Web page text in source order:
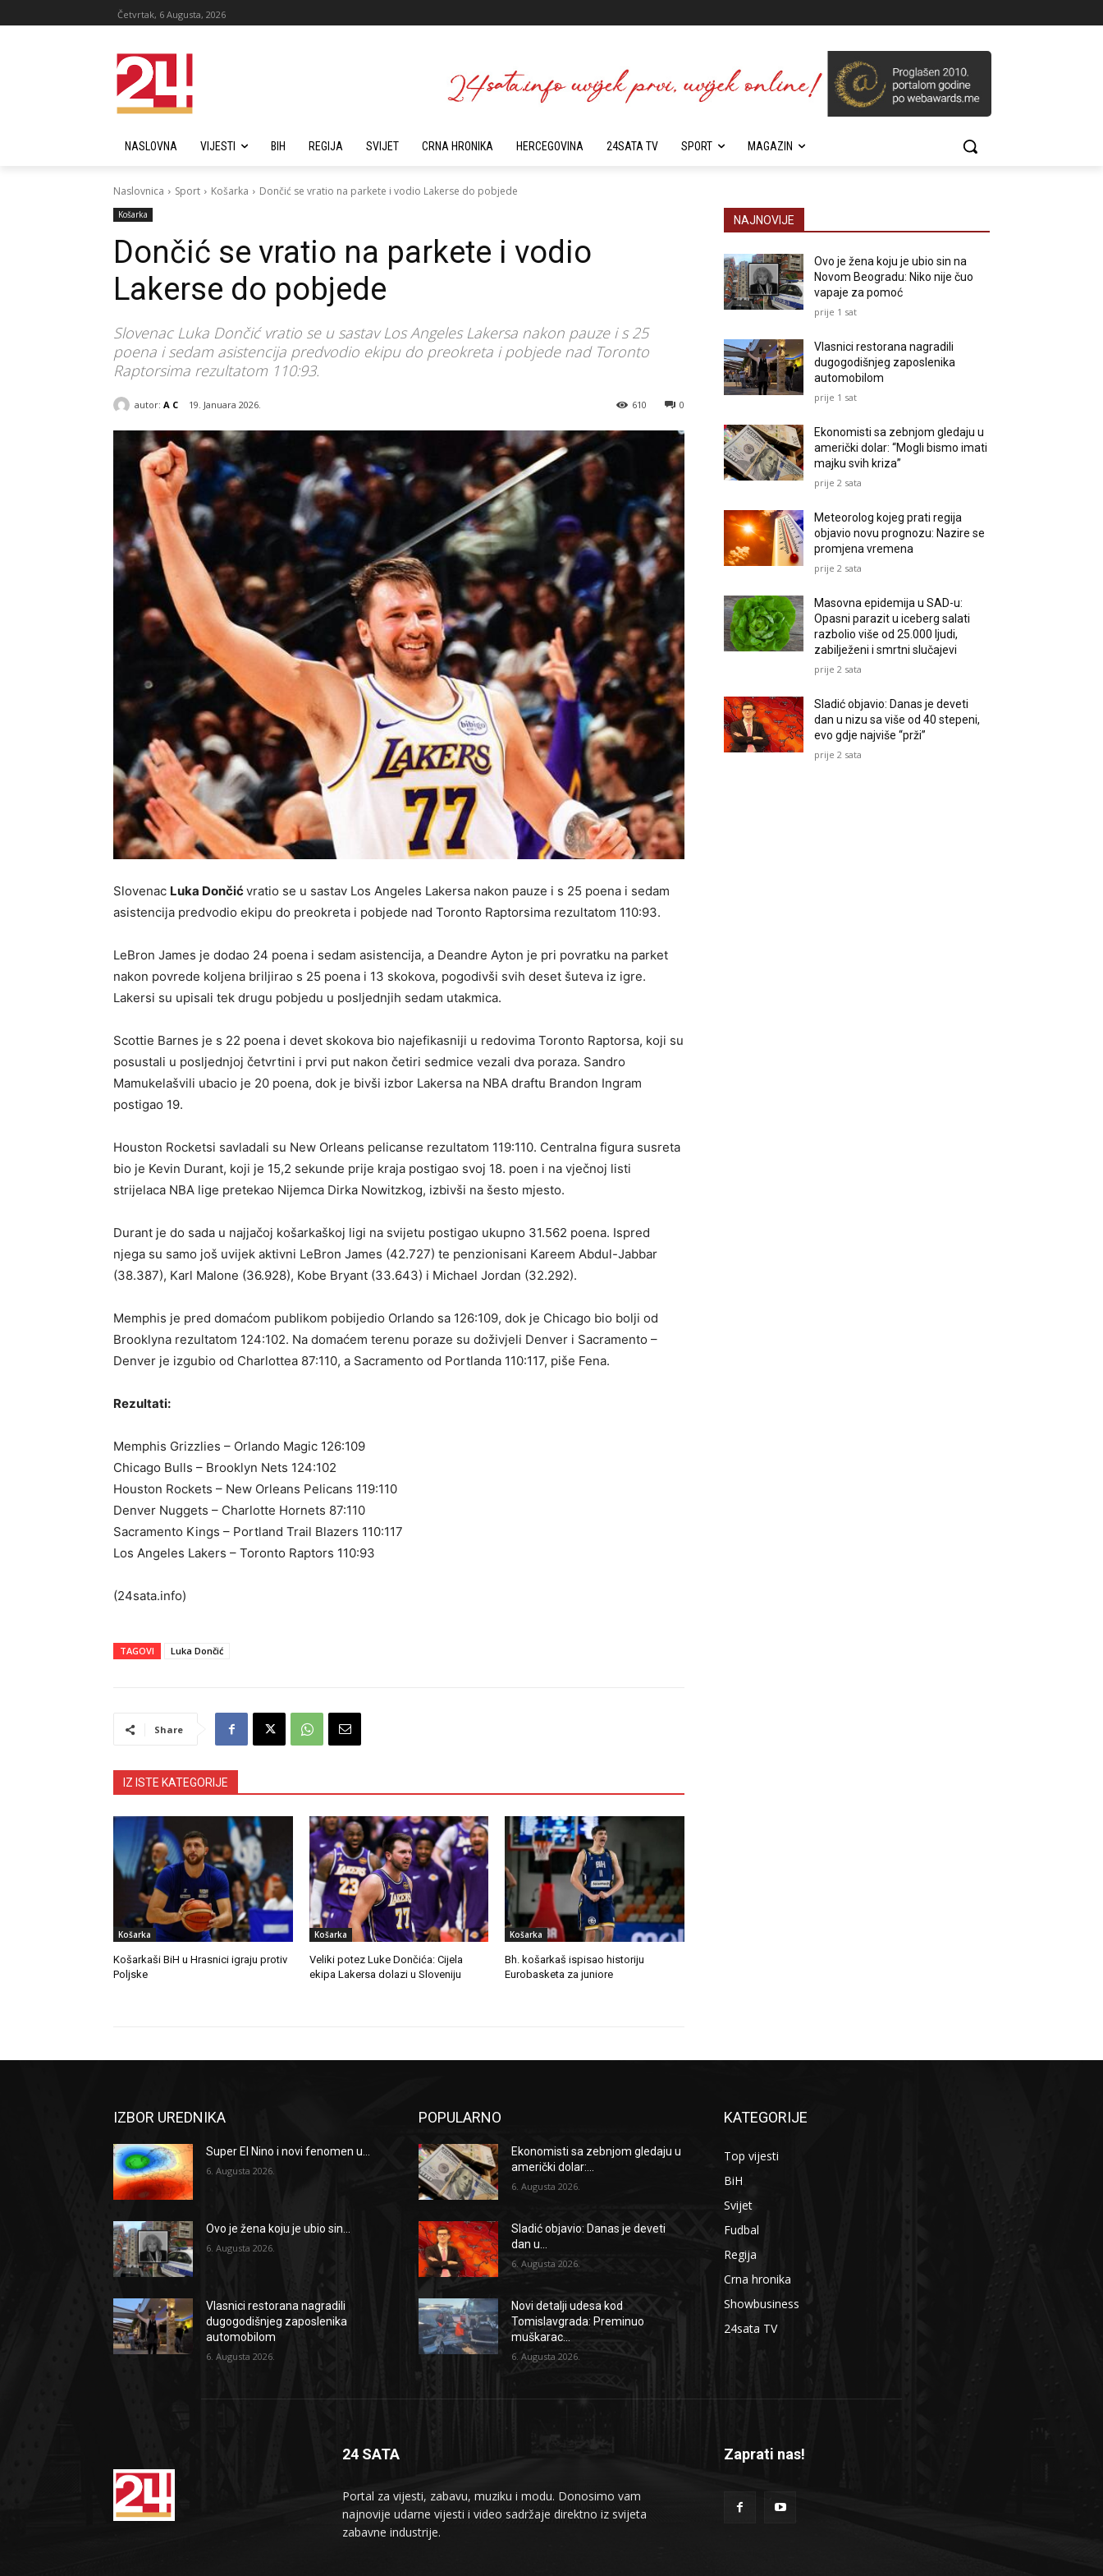
Četvrtak, 6 Augusta, 2026
NASLOVNA VIJESTI BIH REGIJA SVIJET CRNA HRONIKA HERCEGOVINA 24SATA TV SPORT MAGAZIN
Naslovnica Sport Košarka Dončić se vratio na parkete i vodio Lakerse do pobjede
Košarka
Dončić se vratio na parkete i vodio
Lakerse do pobjede
Slovenac Luka Dončić vratio se u sastav Los Angeles Lakersa nakon pauze i s 25
poena i sedam asistencija predvodio ekipu do preokreta i pobjede nad Toronto
Raptorsima rezultatom 110:93.
autor: A C 19. Januara 2026. 0
610
Slovenac Luka Dončićvratio se u sastav Los Angeles Lakersa nakon pauze i s 25 poena i sedam
asistencija predvodio ekipu do preokreta i pobjede nad Toronto Raptorsima rezultatom 110:93.
LeBron James je dodao 24 poena i sedam asistencija, a Deandre Ayton je pri povratku na parket
nakon povrede koljena briljirao s 25 poena i 13 skokova, pogodivši svih deset šuteva iz igre.
Lakersi su upisali tek drugu pobjedu u posljednjih sedam utakmica.
Scottie Barnes je s 22 poena i devet skokova bio najefikasniji u redovima Toronto Raptorsa, koji su
posustali u posljednjoj četvrtini i prvi put nakon četiri sedmice vezali dva poraza. Sandro
Mamukelašvili ubacio je 20 poena, dok je bivši izbor Lakersa na NBA draftu Brandon Ingram
postigao 19.
Houston Rocketsi savladali su New Orleans pelicanse rezultatom 119:110. Centralna figura susreta
bio je Kevin Durant, koji je 15,2 sekunde prije kraja postigao svoj 18. poen i na vječnoj listi
strijelaca NBA lige pretekao Nijemca Dirka Nowitzkog, izbivši na šesto mjesto.
Durant je do sada u najjačoj košarkaškoj ligi na svijetu postigao ukupno 31.562 poena. Ispred
njega su samo još uvijek aktivni LeBron James (42.727) te penzionisani Kareem Abdul-Jabbar
(38.387), Karl Malone (36.928), Kobe Bryant (33.643) i Michael Jordan (32.292).
Memphis je pred domaćom publikom pobijedio Orlando sa 126:109, dok je Chicago bio bolji od
Brooklyna rezultatom 124:102. Na domaćem terenu poraze su doživjeli Denver i Sacramento –
Denver je izgubio od Charlottea 87:110, a Sacramento od Portlanda 110:117, piše Fena.
Rezultati:
Memphis Grizzlies – Orlando Magic 126:109
Chicago Bulls – Brooklyn Nets 124:102
Houston Rockets – New Orleans Pelicans 119:110
Denver Nuggets – Charlotte Hornets 87:110
Sacramento Kings – Portland Trail Blazers 110:117
Los Angeles Lakers – Toronto Raptors 110:93
(24sata.info)
TAGOVI Luka Dončić
Share
IZ ISTE KATEGORIJE
Košarka
Košarkaši BiH u Hrasnici igraju protiv
Poljske
Košarka
Veliki potez Luke Dončića: Cijela
ekipa Lakersa dolazi u Sloveniju
Košarka
Bh. košarkaš ispisao historiju
Eurobasketa za juniore
NAJNOVIJE
Ovo je žena koju je ubio sin na
Novom Beogradu: Niko nije čuo
vapaje za pomoć
prije 1 sat
Vlasnici restorana nagradili
dugogodišnjeg zaposlenika
automobilom
prije 1 sat
Ekonomisti sa zebnjom gledaju u
američki dolar: “Mogli bismo imati
majku svih kriza”
prije 2 sata
Meteorolog kojeg prati regija
objavio novu prognozu: Nazire se
promjena vremena
prije 2 sata
Masovna epidemija u SAD-u:
Opasni parazit u iceberg salati
razbolio više od 25.000 ljudi,
zabilježeni i smrtni slučajevi
prije 2 sata
Sladić objavio: Danas je deveti
dan u nizu sa više od 40 stepeni,
evo gdje najviše “prži”
prije 2 sata
IZBOR UREDNIKA
Super El Nino i novi fenomen u...
6. Augusta 2026.
Ovo je žena koju je ubio sin...
6. Augusta 2026.
Vlasnici restorana nagradili
dugogodišnjeg zaposlenika
automobilom
6. Augusta 2026.
POPULARNO
Ekonomisti sa zebnjom gledaju u
američki dolar:...
6. Augusta 2026.
Sladić objavio: Danas je deveti
dan u...
6. Augusta 2026.
Novi detalji udesa kod
Tomislavgrada: Preminuo
muškarac...
6. Augusta 2026.
KATEGORIJE
Top vijesti
BiH
Svijet
Fudbal
Regija
Crna hronika
Showbusiness
24sata TV
24 SATA
Portal za vijesti, zabavu, muziku i modu. Donosimo vam
najnovije udarne vijesti i video sadržaje direktno iz svijeta
zabavne industrije.
Zaprati nas!